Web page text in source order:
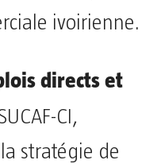
ivoirienne.
directs et
CI,
stratégie de